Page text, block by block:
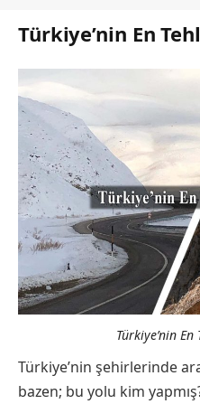
Türkiye’nin En
Türkiye’nin
Türkiye’nin şehirlerinde
bazen; bu yolu kim